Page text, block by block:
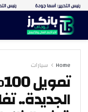
Home سيارات
الجديدة..